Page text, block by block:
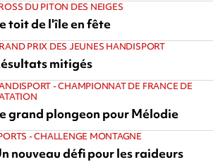
DU PITON DES NEIGES
toit de l'île en fête
PRIX DES JEUNES HANDISPORT
mitigés
- CHAMPIONNAT DE FRANCE DE
grand plongeon pour Mélodie
- CHALLENGE MONTAGNE
nouveau défi pour les raideurs